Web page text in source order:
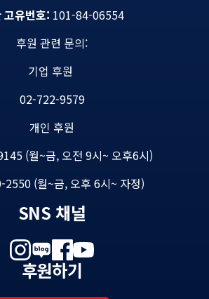
고유번호: 101-84-06554
후원 관련 문의:
기업 후원
02-722-9579
개인 후원
(월~금, 오전 9시~ 오후6시)
(월~금, 오후 6시~ 자정)
SNS 채널
후원하기